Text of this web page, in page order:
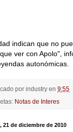
indican que no
ver con Apolo",
autonómicas.
por industry en 9:55
Notas de Interes
21 de diciembre de 2010